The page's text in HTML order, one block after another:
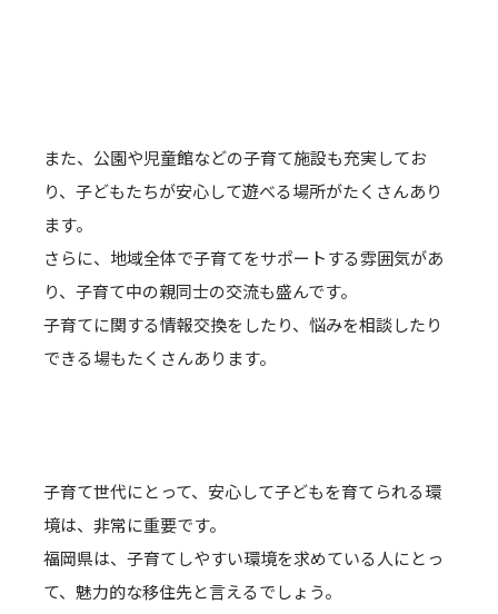
また、公園や児童館などの子育て施設も充実してお
り、子どもたちが安心して遊べる場所がたくさんあり
ます。
さらに、地域全体で子育てをサポートする雰囲気があ
り、子育て中の親同士の交流も盛んです。
子育てに関する情報交換をしたり、悩みを相談したり
できる場もたくさんあります。
子育て世代にとって、安心して子どもを育てられる環
境は、非常に重要です。
福岡県は、子育てしやすい環境を求めている人にとっ
て、魅力的な移住先と言えるでしょう。